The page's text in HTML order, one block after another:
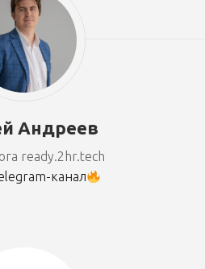
Андреев
ready.2hr.tech
канал